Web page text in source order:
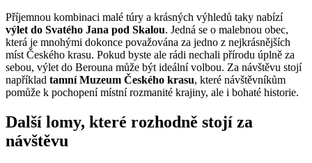
Příjemnou kombinaci malé túry a krásných výhledů taky nabízí
výlet do Svatého Jana pod Skalou. Jedná se o malebnou obec,
která je mnohými dokonce považována za jedno z nejkrásnějších
míst Českého krasu. Pokud byste ale rádi nechali přírodu úplně za
sebou, výlet do Berouna může být ideální volbou. Za návštěvu stojí
například tamní Muzeum Českého krasu, které návštěvníkům
pomůže k pochopení místní rozmanité krajiny, ale i bohaté historie.
Další lomy, které rozhodně stojí za
návštěvu